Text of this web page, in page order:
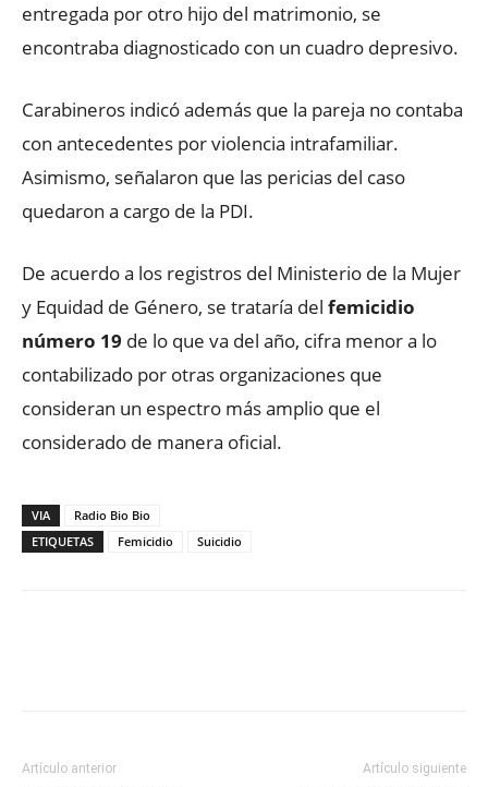
entregada por otro hijo del matrimonio, se
encontraba diagnosticado con un cuadro depresivo.
Carabineros indicó además que la pareja no contaba
con antecedentes por violencia intrafamiliar.
Asimismo, señalaron que las pericias del caso
quedaron a cargo de la PDI.
De acuerdo a los registros del Ministerio de la Mujer
y Equidad de Género, se trataría del femicidio
número 19 de lo que va del año, cifra menor a lo
contabilizado por otras organizaciones que
consideran un espectro más amplio que el
considerado de manera oficial.
VIA
Radio Bio Bio
ETIQUETAS
Femicidio Suicidio
Artículo anterior Artículo siguiente